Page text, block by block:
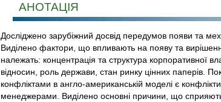
АНОТАЦІЯ
Досліджено зарубіжний досвід передумов появи та
Виділено фактори, що впливають на появу та
належать: концентрація та структура корпоративної
відносин, роль держави, стан ринку цінних паперів.
конфліктами в англо-американській моделі є
менеджерами. Виділено основні причини, що сприяють